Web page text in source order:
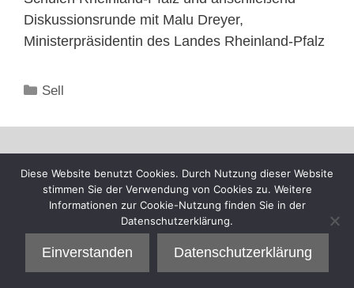
Diskussionsrunde mit Malu Dreyer,
Ministerpräsidentin des Landes Rheinland-Pfalz
Kategorien
Sell
Diese Website benutzt Cookies. Durch Nutzung dieser Website
stimmen Sie der Verwendung von Cookies zu. Weitere
Informationen zur Cookie-Nutzung finden Sie in der
Datenschutzerklärung.
Einverstanden Datenschutzerklärung